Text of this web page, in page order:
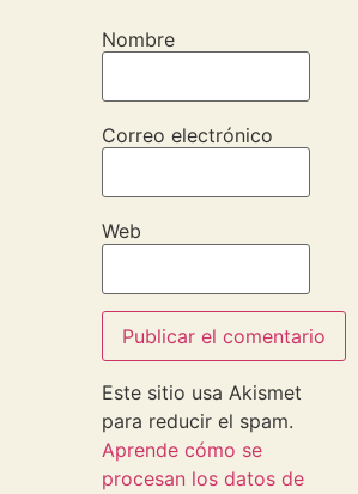
Nombre
Correo electrónico
Web
Este sitio usa Akismet
para reducir el spam.
Aprende cómo se
procesan los datos de